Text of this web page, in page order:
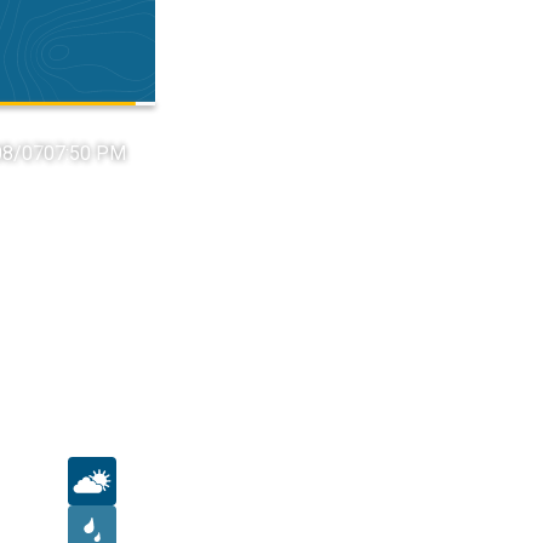
0707:50 PM